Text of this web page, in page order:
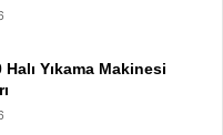
Yıkama Makinesi